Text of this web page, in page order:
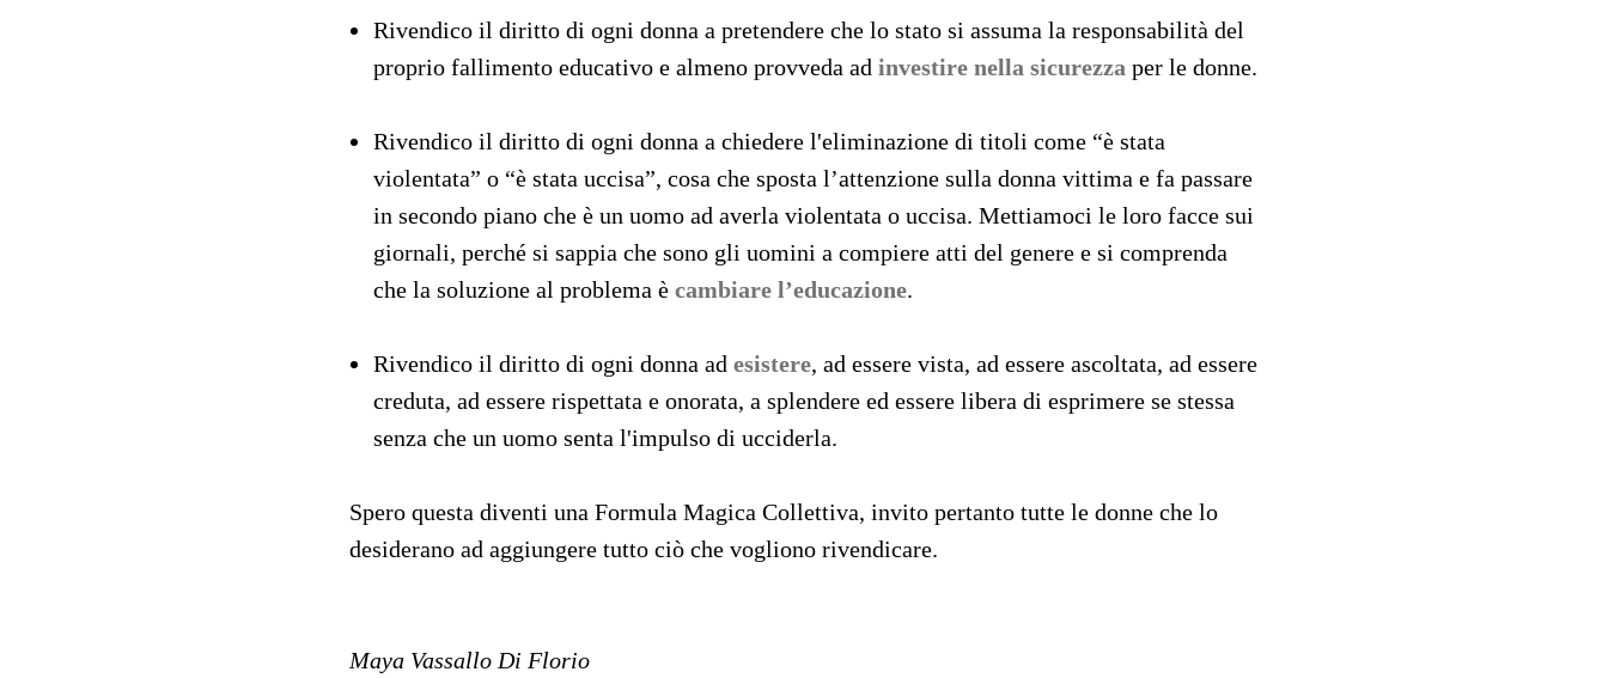
Rivendico il diritto di ogni donna a pretendere che lo stato si assuma la responsabilità del
proprio fallimento educativo e almeno provveda ad investire nella sicurezza per le donne.
Rivendico il diritto di ogni donna a chiedere l'eliminazione di titoli come “è stata
violentata” o “è stata uccisa”, cosa che sposta l’attenzione sulla donna vittima e fa passare
in secondo piano che è un uomo ad averla violentata o uccisa. Mettiamoci le loro facce sui
giornali, perché si sappia che sono gli uomini a compiere atti del genere e si comprenda
che la soluzione al problema è cambiare l’educazione.
Rivendico il diritto di ogni donna ad esistere, ad essere vista, ad essere ascoltata, ad essere
creduta, ad essere rispettata e onorata, a splendere ed essere libera di esprimere se stessa
senza che un uomo senta l'impulso di ucciderla.
Spero questa diventi una Formula Magica Collettiva, invito pertanto tutte le donne che lo
desiderano ad aggiungere tutto ciò che vogliono rivendicare.
Maya Vassallo Di Florio